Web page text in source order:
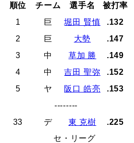
順位
チーム 選手名
被打率
1
巨 堀田 賢慎
.132
2
巨 大勢
.147
3
中 草加 勝
.149
4
中 吉田 聖弥
.152
5
ヤ 阪口 皓亮
.153
--------
33
デ 東 克樹
.225
セ・リーグ